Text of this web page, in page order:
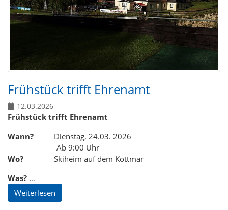
Frühstück trifft Ehrenamt
12.03.2026
Frühstück trifft Ehrenamt
Wann? Dienstag, 24.03. 2026
Ab 9:00 Uhr
Wo? Skiheim auf dem Kottmar
Was? …
Weiterlesen